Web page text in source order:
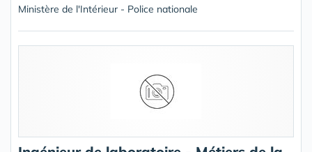
Ministère de l'Intérieur - Police nationale